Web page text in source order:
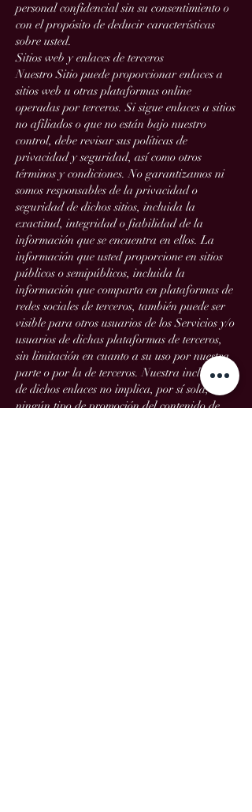
personal confidencial sin su consentimiento o
con el propósito de deducir características
sobre usted.
Sitios web y enlaces de terceros
Nuestro Sitio puede proporcionar enlaces a
sitios web u otras plataformas online
operadas por terceros. Si sigue enlaces a sitios
no afiliados o que no están bajo nuestro
control, debe revisar sus políticas de
privacidad y seguridad, así como otros
términos y condiciones. No garantizamos ni
somos responsables de la privacidad o
seguridad de dichos sitios, incluida la
exactitud, integridad o fiabilidad de la
información que se encuentra en ellos. La
información que usted proporcione en sitios
públicos o semipúblicos, incluida la
información que comparta en plataformas de
redes sociales de terceros, también puede ser
visible para otros usuarios de los Servicios y/o
usuarios de dichas plataformas de terceros,
sin limitación en cuanto a su uso por nuestra
parte o por la de terceros. Nuestra inclusión
de dichos enlaces no implica, por sí sola,
ningún tipo de promoción del contenido de